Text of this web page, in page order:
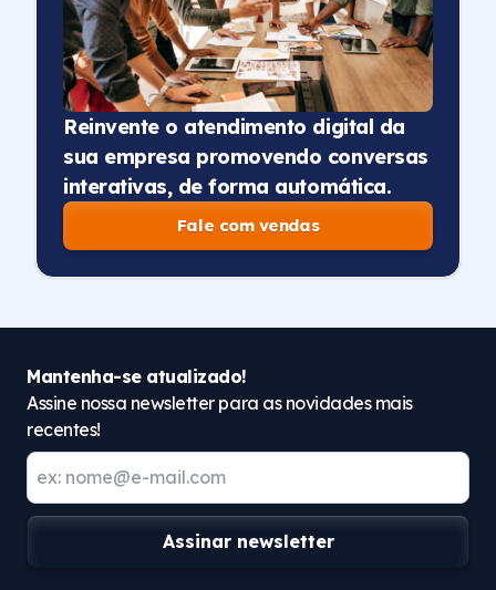
Reinvente o atendimento digital da
sua empresa promovendo conversas
interativas, de forma automática.
Fale com vendas
Mantenha-se atualizado!
Assine nossa newsletter para as novidades mais
recentes!
Assinar newsletter